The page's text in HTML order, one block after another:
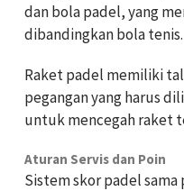
dan bola padel, yang
dibandingkan bola tenis.
Raket padel memiliki
pegangan yang harus
untuk mencegah raket
Aturan Servis dan Poin
Sistem skor padel